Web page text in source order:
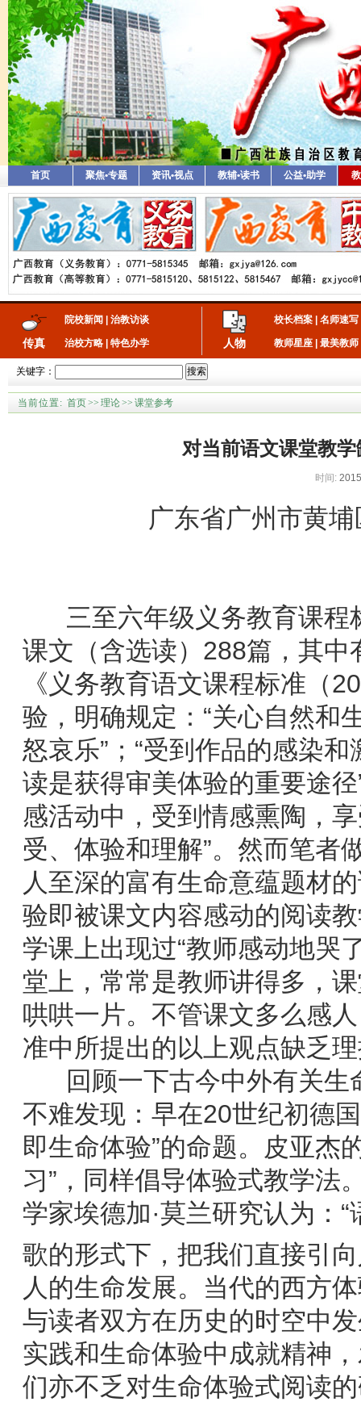
首页 聚焦•专题 资讯•视点 教辅•读书 公益•助学
传真
院校新闻 治教访谈
治校方略 特色办学 人物
校长档案 名师速写
教师星座 最美教师
关键字： 搜索
当前位置: 首页>> 理论>> 课堂参考
对当前语文课堂教
时间:
广东省广州市黄
三至六年级义务教育课程
课文（含选读）288篇，其
《义务教育语文课程标准（
验，明确规定：“关心自然和
怒哀乐”；“受到作品的感染
读是获得审美体验的重要途
感活动中，受到情感熏陶，
受、体验和理解”。然而笔者
人至深的富有生命意蕴题材
验即被课文内容感动的阅读
学课上出现过“教师感动地哭
堂上，常常是教师讲得多，
哄哄一片。不管课文多么感
准中所提出的以上观点缺乏
回顾一下古今中外有关生
不难发现：早在20世纪初德
即生命体验”的命题。皮亚杰
习”，同样倡导体验式教学法
学家埃德加·莫兰研究认为：
歌的形式下，把我们直接引
人的生命发展。当代的西方
与读者双方在历史的时空中
实践和生命体验中成就精神
们亦不乏对生命体验式阅读